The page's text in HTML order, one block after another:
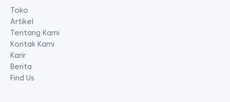
Toko
Artikel
Tentang Kami
Kontak Kami
Karir
Berita
Find Us